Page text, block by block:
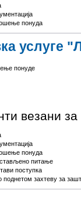
понуда
услуге
понуде
везани за
понуда
питање
поступка
захтеву за